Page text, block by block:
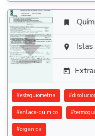


 Islas

#estequiometria #
#enlace-quimico #
#organica